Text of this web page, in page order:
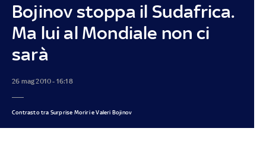
Bojinov stoppa il Sudafrica.
Ma lui al Mondiale non ci
sarà
26 mag 2010 - 16:18
Contrasto tra Surprise Moriri e Valeri Bojinov